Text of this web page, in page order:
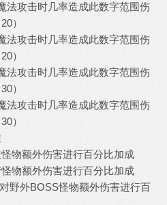
法攻击时几率造成此数字范围伤
）
法攻击时几率造成此数字范围伤
）
法攻击时几率造成此数字范围伤
）
法攻击时几率造成此数字范围伤
）
物额外伤害进行百分比加成
物额外伤害进行百分比加成
野外BOSS怪物额外伤害进行百